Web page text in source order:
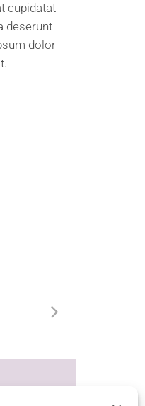
cupidatat
deserunt
dolor